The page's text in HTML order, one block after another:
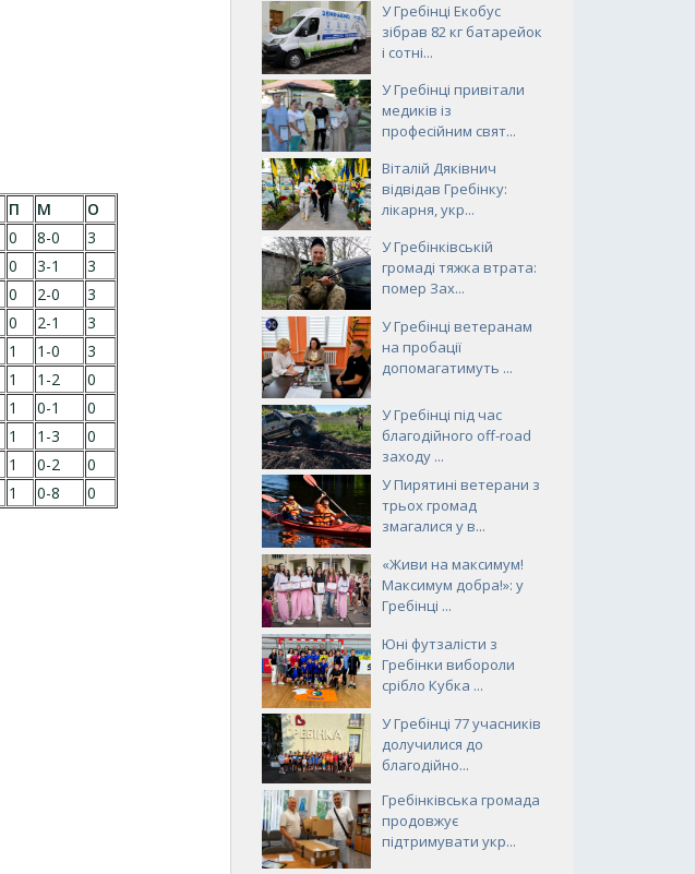
П М
О
0 8-0
3
0 3-1
3
0 2-0
3
0 2-1
3
1 1-0
3
1 1-2
0
1 0-1
0
1 1-3
0
1 0-2
0
1 0-8 0
У Гребінці Екобус
зібрав 82 кг батарейок
і сотні...
У Гребінці привітали
медиків із
професійним свят...
Віталій Дяківнич
відвідав Гребінку:
лікарня, укр...
У Гребінківській
громаді тяжка втрата:
помер Зах...
У Гребінці ветеранам
на пробації
допомагатимуть ...
У Гребінці під час
благодійного off-road
заходу ...
У Пирятині ветерани з
трьох громад
змагалися у в...
«Живи на максимум!
Максимум добра!»: у
Гребінці ...
Юні футзалісти з
Гребінки вибороли
срібло Кубка ...
У Гребінці 77 учасників
долучилися до
благодійно...
Гребінківська громада
продовжує
підтримувати укр...